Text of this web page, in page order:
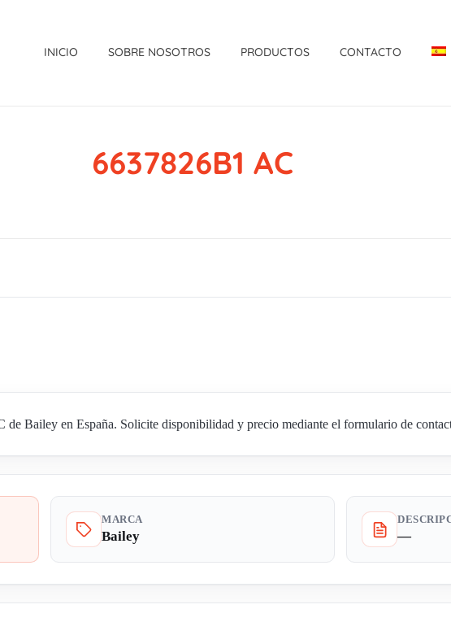
INICIO SOBRE NOSOTROS PRODUCTOS CONTACTO
6637826B1 AC
Bailey en España. Solicite disponibilidad y precio mediante el formulario de
MARCA
Bailey —